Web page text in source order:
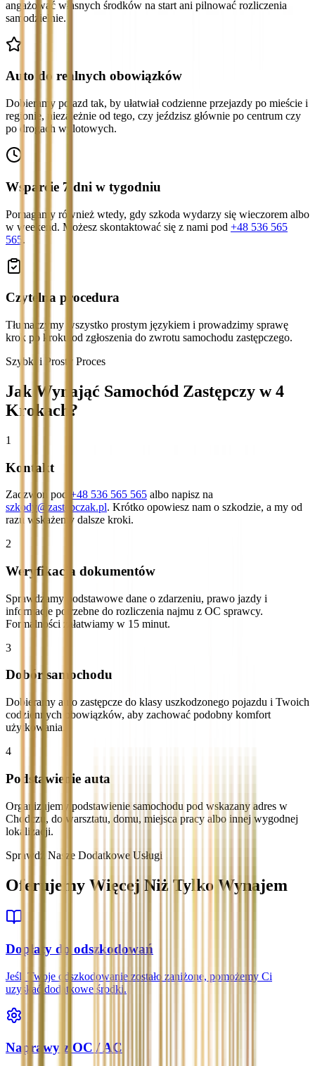
angażować własnych środków na start ani pilnować rozliczenia
samodzielnie.
Auto do realnych obowiązków
Dobieramy pojazd tak, by ułatwiał codzienne przejazdy po mieście i
regionie, niezależnie od tego, czy jeździsz głównie po centrum czy
po drogach wylotowych.
Wsparcie 7 dni w tygodniu
Pomagamy również wtedy, gdy szkoda wydarzy się wieczorem albo
w weekend. Możesz skontaktować się z nami pod +48 536 565
565.
Czytelna procedura
Tłumaczymy wszystko prostym językiem i prowadzimy sprawę
krok po kroku od zgłoszenia do zwrotu samochodu zastępczego.
Szybki i Prosty Proces
Jak Wynająć Samochód Zastępczy w 4
Krokach?
1
Kontakt
Zadzwoń pod +48 536 565 565 albo napisz na
szkody@zastepczak.pl. Krótko opowiesz nam o szkodzie, a my od
razu wskażemy dalsze kroki.
2
Weryfikacja dokumentów
Sprawdzamy podstawowe dane o zdarzeniu, prawo jazdy i
informacje potrzebne do rozliczenia najmu z OC sprawcy.
Formalności załatwiamy w 15 minut.
3
Dobór samochodu
Dobieramy auto zastępcze do klasy uszkodzonego pojazdu i Twoich
codziennych obowiązków, aby zachować podobny komfort
użytkowania.
4
Podstawienie auta
Organizujemy podstawienie samochodu pod wskazany adres w
Chodczu, do warsztatu, domu, miejsca pracy albo innej wygodnej
lokalizacji.
Sprawdź Nasze Dodatkowe Usługi
Oferujemy Więcej Niż Tylko Wynajem
Dopłaty do odszkodowań
Jeśli Twoje odszkodowanie zostało zaniżone, pomożemy Ci
uzyskać dodatkowe środki.
Naprawy z OC / AC